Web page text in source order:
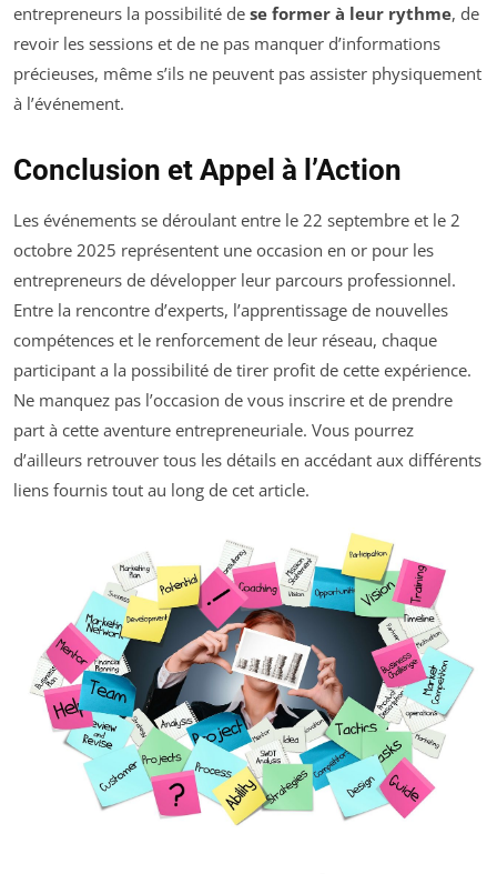
entrepreneurs la possibilité de se former à leur rythme, de
revoir les sessions et de ne pas manquer d’informations
précieuses, même s’ils ne peuvent pas assister physiquement
à l’événement.
Conclusion et Appel à l’Action
Les événements se déroulant entre le 22 septembre et le 2
octobre 2025 représentent une occasion en or pour les
entrepreneurs de développer leur parcours professionnel.
Entre la rencontre d’experts, l’apprentissage de nouvelles
compétences et le renforcement de leur réseau, chaque
participant a la possibilité de tirer profit de cette expérience.
Ne manquez pas l’occasion de vous inscrire et de prendre
part à cette aventure entrepreneuriale. Vous pourrez
d’ailleurs retrouver tous les détails en accédant aux différents
liens fournis tout au long de cet article.